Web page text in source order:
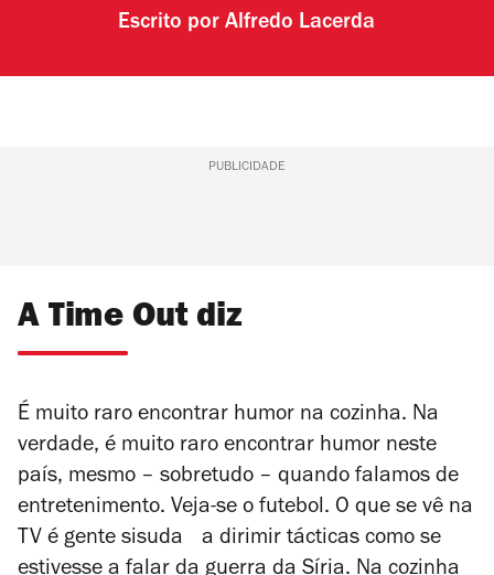
Escrito porAlfredo Lacerda
PUBLICIDADE
A Time Out diz
É muito raro encontrar humor na cozinha. Na
verdade, é muito raro encontrar humor neste
país, mesmo – sobretudo – quando falamos de
entretenimento. Veja-se o futebol. O que se vê na
TV é gente sisuda a dirimir tácticas como se